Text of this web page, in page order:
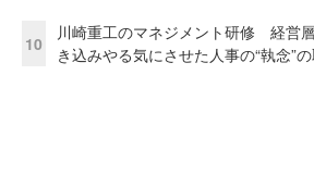
10
川崎重工のマネジメント研修 経営
き込みやる気にさせた人事の“執念”